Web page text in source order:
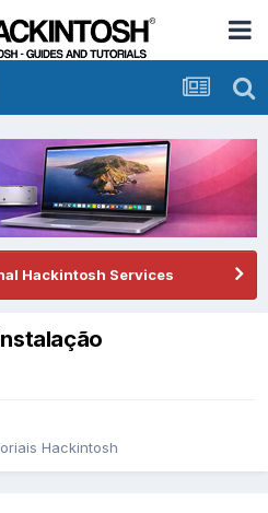
Hackintosh Services
Hackintosh